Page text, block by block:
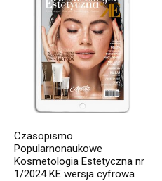
Czasopismo
Popularnonaukowe
Kosmetologia Estetyczna nr
1/2024 KE wersja cyfrowa